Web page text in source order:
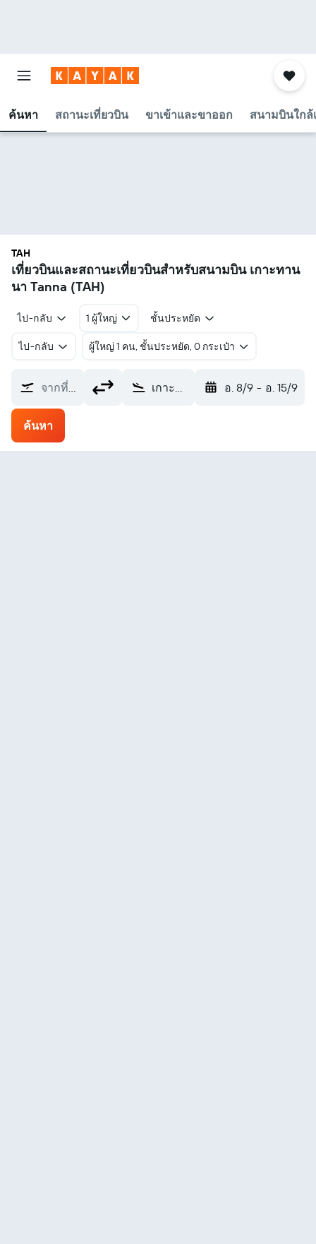
ค้นหา สถานะเที่ยวบิน ขาเข้าและขาออก สนามบินใกล้
TAH
เที่ยวบินและสถานะเที่ยวบินสำหรับสนามบิน เกาะทาน
นา Tanna (TAH)
ไป-กลับ 1 ผู้ใหญ่ ชั้นประหยัด
ไป-กลับ ผู้ใหญ่ 1 คน, ชั้นประหยัด, 0 กระเป๋า
จากที่ไหน? เกาะทานนา Tanna (TAH) อ. 8/9 - อ. 15/9
ค้นหา